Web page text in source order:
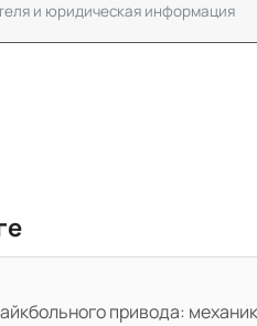
и юридическая информация
привода: